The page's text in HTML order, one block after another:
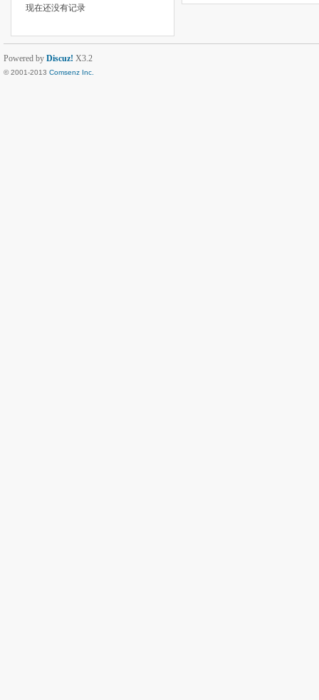
现在还没有记录
Powered by Discuz! X3.2
© 2001-2013 Comsenz Inc.